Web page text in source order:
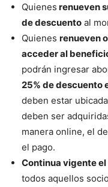
Quienes renueven
de descuento al
Quienes renueven
acceder al
podrán ingresar
25% de descuento
deben estar
deben ser
manera online, el
el pago.
Continua vigente el
todos aquellos